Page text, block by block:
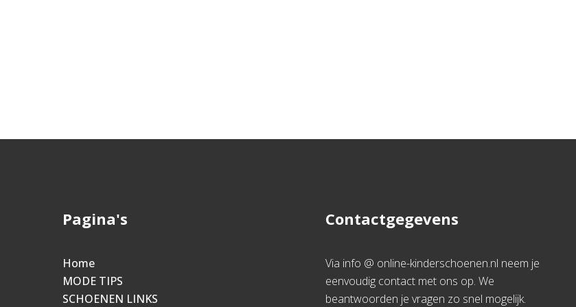
Pagina's
Home
MODE TIPS
SCHOENEN LINKS
Contactgegevens
Via info @ online-kinderschoenen.nl neem je
eenvoudig contact met ons op. We
beantwoorden je vragen zo snel mogelijk.